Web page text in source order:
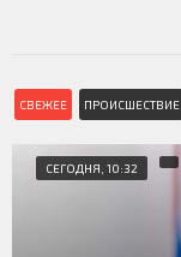
СВЕЖЕЕ ПРОИСШЕСТВИЕ
СЕГОДНЯ, 10:32